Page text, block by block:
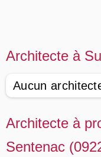
Architecte à
Aucun
Architecte à
Sentenac